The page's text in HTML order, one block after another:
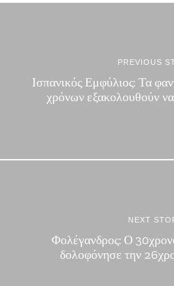
PREVIOUS
Ισπανικός Εμφύλιος: Τα
χρόνων εξακολουθούν
NEXT
Φολέγανδρος: Ο
δολοφόνησε την